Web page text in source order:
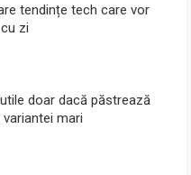
tendințe tech care vor
zi
doar dacă păstrează
mari